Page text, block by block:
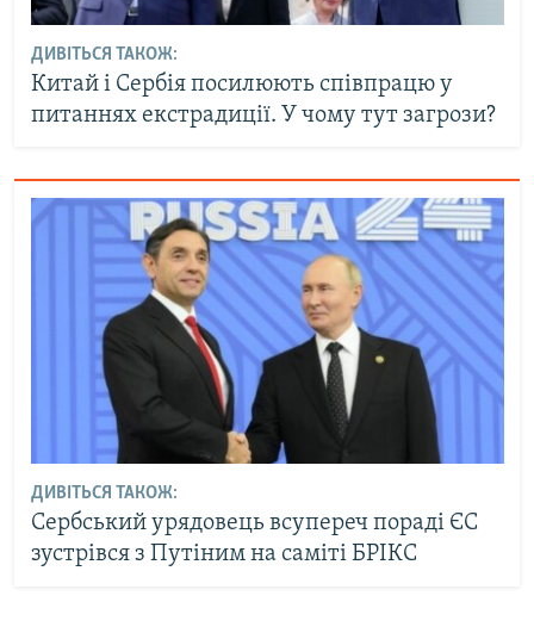
ДИВІТЬСЯ ТАКОЖ:
Китай і Сербія посилюють співпрацю у
питаннях екстрадиції. У чому тут загрози?
ДИВІТЬСЯ ТАКОЖ:
Сербський урядовець всупереч пораді ЄС
зустрівся з Путіним на саміті БРІКС